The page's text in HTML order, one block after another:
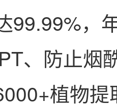
99.99%，
、防止烟
植物